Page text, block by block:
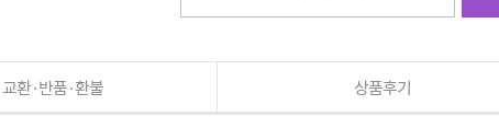
교환·반품·환불 상품후기